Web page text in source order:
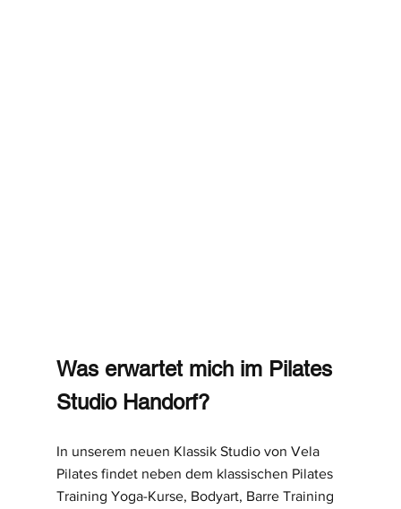
Was erwartet mich im Pilates
Studio Handorf?
In unserem neuen Klassik Studio von Vela
Pilates findet neben dem klassischen Pilates
Training Yoga-Kurse, Bodyart, Barre Training